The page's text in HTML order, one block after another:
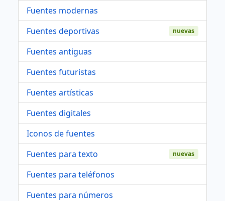
Fuentes modernas
Fuentes deportivas
nuevas
Fuentes antiguas
Fuentes futuristas
Fuentes artísticas
Fuentes digitales
Iconos de fuentes
Fuentes para texto
nuevas
Fuentes para teléfonos
Fuentes para números